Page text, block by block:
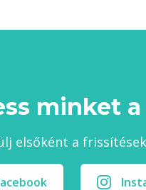
minket
elsőként a